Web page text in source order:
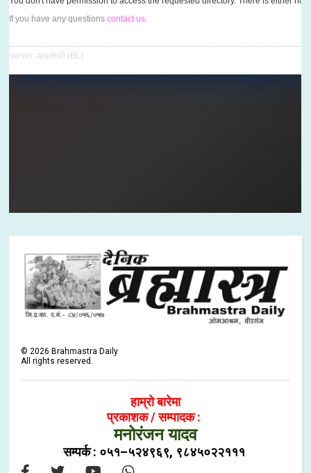
©2026 Brahmastra Daily
All rights reserved.
हाम्रो बारेमा
प्रकाशक / सम्पादक :
मनोरंजन यादव
सम्पर्क : ०५१–५२४९६९, ९८४५०२२१११